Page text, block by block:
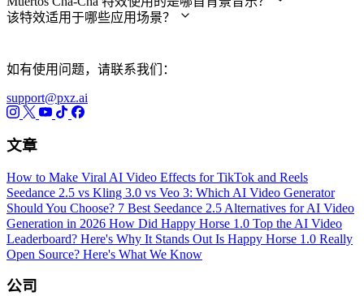
该特效适用于哪些应用场景？
如有使用问题，请联系我们：
support@pxz.ai
文章
How to Make Viral AI Video Effects for TikTok and Reels
Seedance 2.5 vs Kling 3.0 vs Veo 3: Which AI Video Generator
Should You Choose? 7 Best Seedance 2.5 Alternatives for AI Video
Generation in 2026 How Did Happy Horse 1.0 Top the AI Video
Leaderboard? Here's Why It Stands Out Is Happy Horse 1.0 Really
Open Source? Here's What We Know
公司